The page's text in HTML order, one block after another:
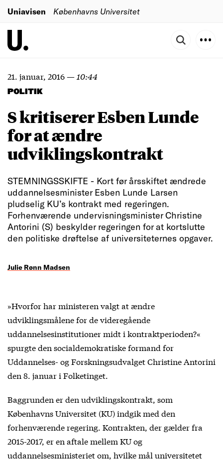
Uniavisen Københavns Universitet
21. januar, 2016— 10:44
POLITIK
S kritiserer Esben Lunde
for at ændre
udviklingskontrakt
STEMNINGSSKIFTE - Kort før årsskiftet ændrede
uddannelsesminister Esben Lunde Larsen
pludselig KU’s kontrakt med regeringen.
Forhenværende undervisningsminister Christine
Antorini (S) beskylder regeringen for at kortslutte
den politiske drøftelse af universiteternes opgaver.
Julie Rønn Madsen
»Hvorfor har ministeren valgt at ændre
udviklingsmålene for de videregående
uddannelsesinstitutioner midt i kontraktperioden?«
spurgte den socialdemokratiske formand for
Uddannelses- og Forskningsudvalget Christine Antorini
den 8. januar i Folketinget.
Baggrunden er den udviklingskontrakt, som
Københavns Universitet (KU) indgik med den
forhenværende regering. Kontrakten, der gælder fra
2015-2017, er en aftale mellem KU og
uddannelsesministeriet om, hvilke mål universitetet